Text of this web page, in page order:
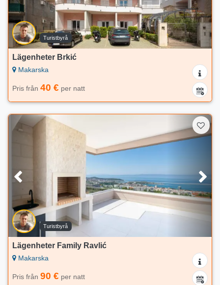
Turistbyrå
Lägenheter Brkić
Makarska
Pris från 40 € per natt
Turistbyrå
Lägenheter Family Ravlić
Makarska
Pris från 90 € per natt